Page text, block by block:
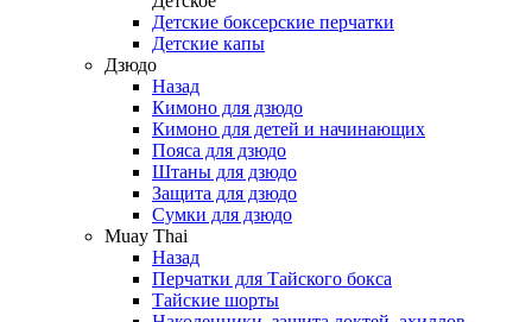
Детские боксерские перчатки
Детские капы
Дзюдо
Назад
Кимоно для дзюдо
Кимоно для детей и начинающих
Пояса для дзюдо
Штаны для дзюдо
Защита для дзюдо
Сумки для дзюдо
Muay Thai
Назад
Перчатки для Тайского бокса
Тайские шорты